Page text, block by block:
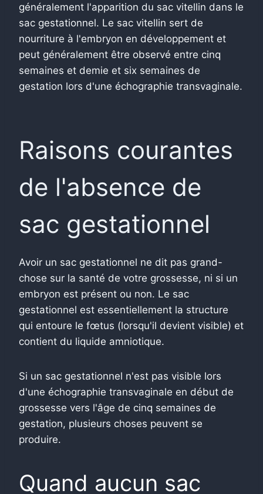
généralement l'apparition du sac vitellin dans le
sac gestationnel. Le sac vitellin sert de
nourriture à l'embryon en développement et
peut généralement être observé entre cinq
semaines et demie et six semaines de
gestation lors d'une échographie transvaginale.
Raisons courantes
de l'absence de
sac gestationnel
Avoir un sac gestationnel ne dit pas grand-
chose sur la santé de votre grossesse, ni si un
embryon est présent ou non. Le sac
gestationnel est essentiellement la structure
qui entoure le fœtus (lorsqu'il devient visible) et
contient du liquide amniotique.
Si un sac gestationnel n'est pas visible lors
d'une échographie transvaginale en début de
grossesse vers l'âge de cinq semaines de
gestation, plusieurs choses peuvent se
produire.
Quand aucun sac